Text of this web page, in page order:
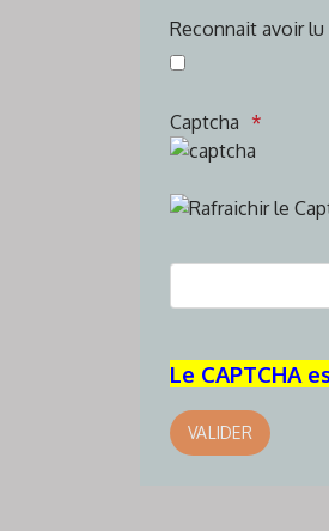
Reconnait avoir
Captcha
Le CAPTCHA